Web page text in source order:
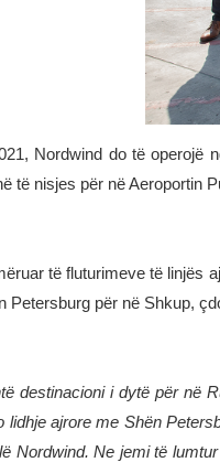
Nordwind do të operojë
të nisjes për në Aeroportin
të fluturimeve të linjës
Petersburg për në Shkup,
destinacioni i dytë për në
lidhje ajrore me Shën
Nordwind. Ne jemi të